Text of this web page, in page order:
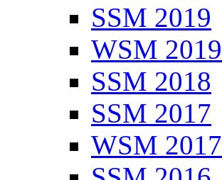
SSM 2019
WSM 2019
SSM 2018
SSM 2017
WSM 2017